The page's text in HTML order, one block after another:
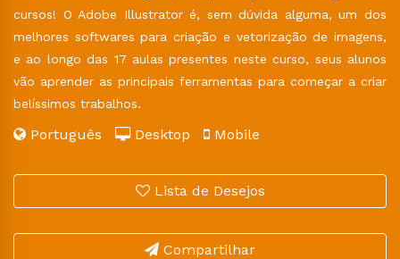
cursos! O Adobe Illustrator é, sem dúvida alguma, um dos
melhores softwares para criação e vetorização de imagens,
e ao longo das 17 aulas presentes neste curso, seus alunos
vão aprender as principais ferramentas para começar a criar
belíssimos trabalhos.
Português Desktop Mobile
Lista de Desejos
Compartilhar